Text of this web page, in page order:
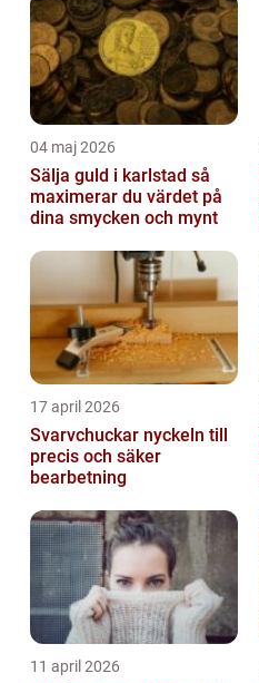
04 maj 2026
Sälja guld i karlstad så
maximerar du värdet på
dina smycken och mynt
17 april 2026
Svarvchuckar nyckeln till
precis och säker
bearbetning
11 april 2026